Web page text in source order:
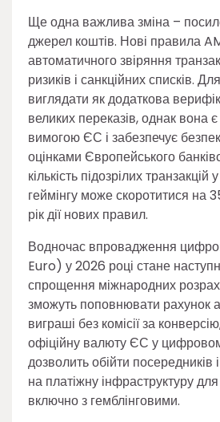
Ще одна важлива зміна –
джерел коштів. Нові правила
автоматичного звіряння
ризиків і санкційних списків.
виглядати як додаткова
великих переказів, однак вона
вимогою ЄС і забезпечує
оцінками Європейського
кількість підозрілих
геймінгу може скоротитися на
рік дії нових правил.
Водночас впровадження
Euro) у 2026 році стане
спрощення міжнародних
зможуть поповнювати рахунок
виграші без комісії за
офіційну валюту ЄС у
дозволить обійти посередників
на платіжну інфраструктуру
включно з гемблінговими.